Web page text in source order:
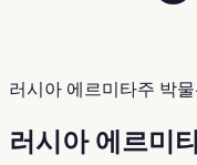
러시아 에르미타주 박
러시아 에르미